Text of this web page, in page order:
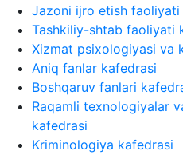
Jazoni ijro etish faoliyati
Tashkiliy-shtab faoliyati
Xizmat psixologiyasi va
Aniq fanlar kafedrasi
Boshqaruv fanlari
Raqamli texnologiyalar
kafedrasi
Kriminologiya kafedrasi